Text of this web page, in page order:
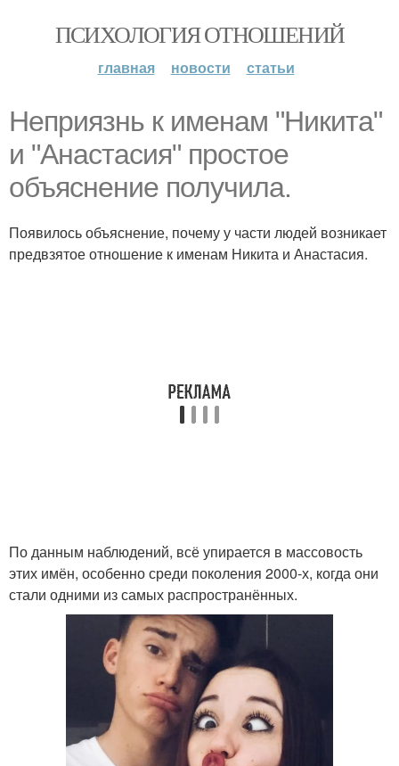
ПСИХОЛОГИЯ ОТНОШЕНИЙ
главная новости статьи
Неприязнь к именам "Никита"
и "Анастасия" простое
объяснение получила.
Появилось объяснение, почему у части людей возникает
предвзятое отношение к именам Никита и Анастасия.
По данным наблюдений, всё упирается в массовость
этих имён, особенно среди поколения 2000-х, когда они
стали одними из самых распространённых.